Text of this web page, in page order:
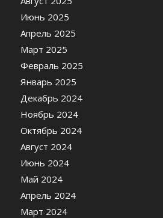
Июнь 2025
Апрель 2025
Март 2025
Февраль 2025
Январь 2025
Декабрь 2024
Ноябрь 2024
Октябрь 2024
Август 2024
Июнь 2024
Май 2024
Апрель 2024
Март 2024